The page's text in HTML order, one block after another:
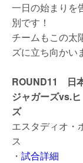
一日の始まりを
別です！
チームもこの太
ズに立ち向かい
ROUND11 日
ジャガーズvs.
ズ
エスタディオ・
ス
・ 試合詳細